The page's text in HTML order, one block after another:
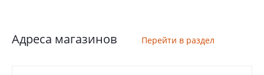
Адреса магазинов Перейти в раздел